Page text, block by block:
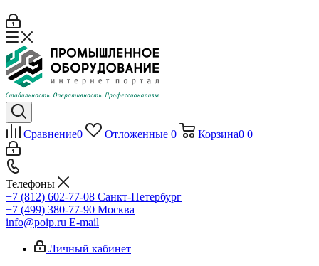
Сравнение0 Отложенные 0 Корзина0 0
Телефоны
+7 (812) 602-77-08 Санкт-Петербург
+7 (499) 380-77-90 Москва
info@poip.ru E-mail
Личный кабинет